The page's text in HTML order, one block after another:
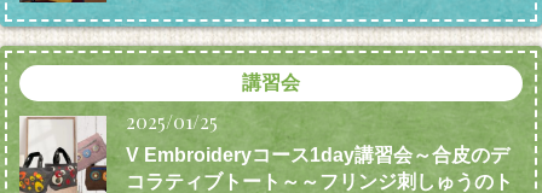
講習会
2025/01/25
V Embroideryコース1day講習会～合皮のデ
コラティブトート～～フリンジ刺しゅうのト